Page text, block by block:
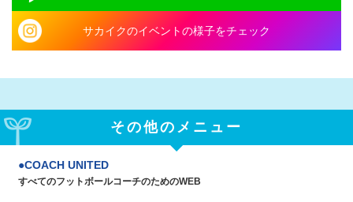
サカイクのイベントの様子をチェック
その他のメニュー
COACH UNITED
すべてのフットボールコーチのためのWEB